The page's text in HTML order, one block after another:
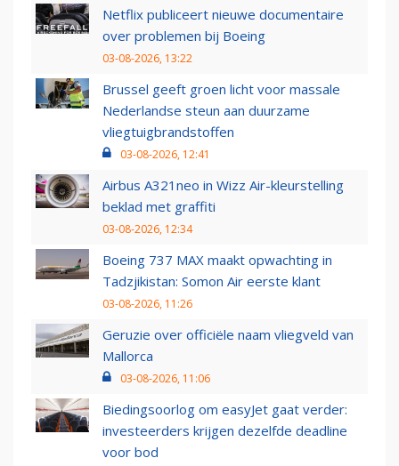
Netflix publiceert nieuwe documentaire
over problemen bij Boeing
03-08-2026, 13:22
Brussel geeft groen licht voor massale
Nederlandse steun aan duurzame
vliegtuigbrandstoffen
03-08-2026, 12:41
Airbus A321neo in Wizz Air-kleurstelling
beklad met graffiti
03-08-2026, 12:34
Boeing 737 MAX maakt opwachting in
Tadzjikistan: Somon Air eerste klant
03-08-2026, 11:26
Geruzie over officiële naam vliegveld van
Mallorca
03-08-2026, 11:06
Biedingsoorlog om easyJet gaat verder:
investeerders krijgen dezelfde deadline
voor bod